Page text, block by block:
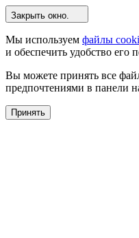
Закрыть окно.
Мы используем файлы
и обеспечить удобство его
Вы можете принять все
предпочтениями в панели
Принять